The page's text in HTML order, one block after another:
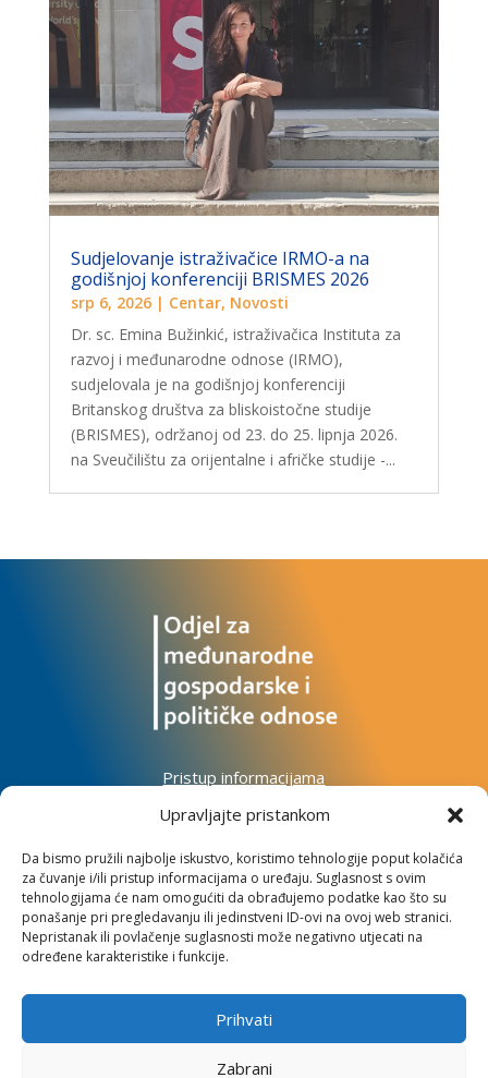
Upravljajte pristankom
Da bismo pružili najbolje iskustvo, koristimo tehnologije poput kolačića
za čuvanje i/ili pristup informacijama o uređaju. Suglasnost s ovim
tehnologijama će nam omogućiti da obrađujemo podatke kao što su
ponašanje pri pregledavanju ili jedinstveni ID-ovi na ovoj web stranici.
Nepristanak ili povlačenje suglasnosti može negativno utjecati na
određene karakteristike i funkcije.
Prihvati
Zabrani
Sudjelovanje istraživačice IRMO-a na
godišnjoj konferenciji BRISMES 2026
srp 6, 2026| Centar, Novosti
Dr. sc. Emina Bužinkić, istraživačica Instituta za
razvoj i međunarodne odnose (IRMO),
sudjelovala je na godišnjoj konferenciji
Britanskog društva za bliskoistočne studije
(BRISMES), održanoj od 23. do 25. lipnja 2026.
na Sveučilištu za orijentalne i afričke studije -...
Pristup informacijama
Izjava o pristupačnosti mrežnog sjedišta
Impressum
Informacije o kolačićima
Kontakt
Institut za razvoj i međunarodne odnose